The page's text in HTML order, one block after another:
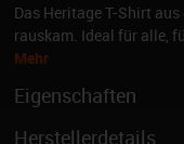
Das Heritage T-Shirt
rauskam. Ideal für alle,
Mehr
Eigenschaften
Herstellerdetails